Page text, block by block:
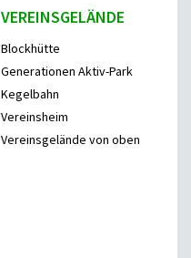
VEREINSGELÄNDE
Blockhütte
Generationen Aktiv-Park
Kegelbahn
Vereinsheim
Vereinsgelände von oben